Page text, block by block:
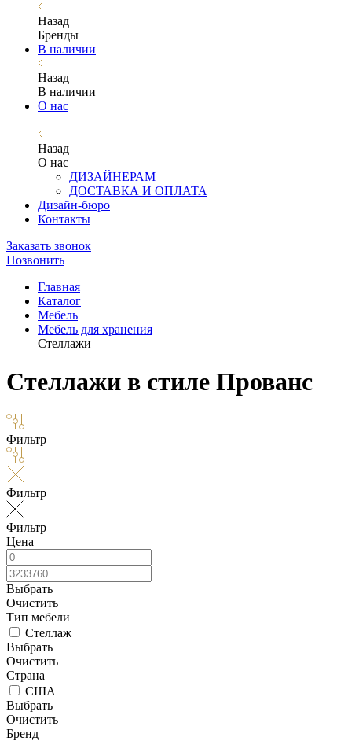
Назад
Бренды
В наличии
Назад
В наличии
О нас
Назад
О нас
ДИЗАЙНЕРАМ
ДОСТАВКА И ОПЛАТА
Дизайн-бюро
Контакты
Заказать звонок
Позвонить
Главная
Каталог
Мебель
Мебель для хранения
Стеллажи
Стеллажи в стиле Прованс
Фильтр
Фильтр
Фильтр
Цена
Выбрать
Очистить
Тип мебели
Стеллаж
Выбрать
Очистить
Страна
США
Выбрать
Очистить
Бренд